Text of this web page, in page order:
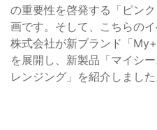
の重要性を啓発する「ピン
画です。そして、こちらの
株式会社が新ブランド「
を展開し、新製品「マイシ
レンジング」を紹介しました